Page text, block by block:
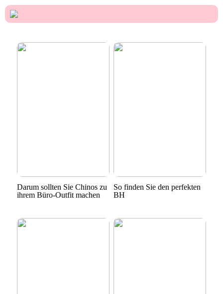
Darum sollten Sie Chinos zu
ihrem Büro-Outfit machen
So finden Sie den perfekten
BH